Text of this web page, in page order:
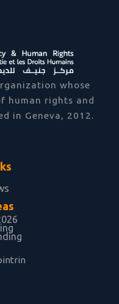
whose
human rights and
in Geneva, 2012.